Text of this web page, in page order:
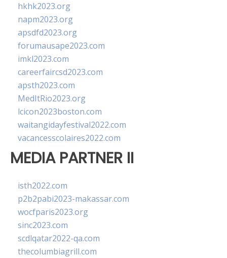
hkhk2023.org
napm2023.org
apsdfd2023.org
forumausape2023.com
imkl2023.com
careerfaircsd2023.com
apsth2023.com
MedItRio2023.org
lcicon2023boston.com
waitangidayfestival2022.com
vacancesscolaires2022.com
MEDIA PARTNER II
isth2022.com
p2b2pabi2023-makassar.com
wocfparis2023.org
sinc2023.com
scdlqatar2022-qa.com
thecolumbiagrill.com